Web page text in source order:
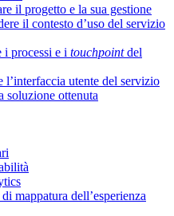
il progetto e la sua gestione
il contesto d’uso del servizio
i processi e i touchpointdel
l’interfaccia utente del servizio
soluzione ottenuta
mappatura dell’esperienza